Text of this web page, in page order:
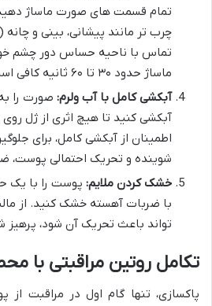
تمام قسمت های صورت ماساژ
تماس با ناحیه حساس دور چشم
ماساژ حدود ۳۰ تا ۶۰ ثانیه کافی است.
آبکشی کامل با آب ولرم: صورت را
آبکشی کنید تا هیچ اثری از ژل
اطمینان از آبکشی کامل، برای
شوینده و تحریک احتمالی پوست،
خشک کردن ملایم: پوست را با یک
با ضربات آهسته خشک کنید. از
تواند باعث تحریک آن شود، پرهیز
تکامل روتین مراقبتی با
پاکسازی، تنها گام اول در مراقبت